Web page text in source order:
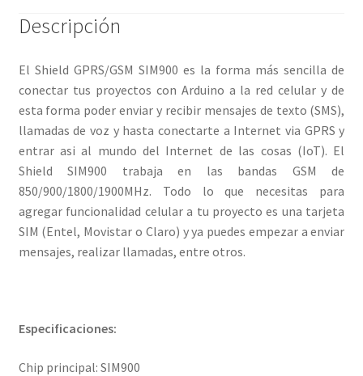
Descripción
El Shield GPRS/GSM SIM900 es la forma más sencilla de
conectar tus proyectos con Arduino a la red celular y de
esta forma poder enviar y recibir mensajes de texto (SMS),
llamadas de voz y hasta conectarte a Internet via GPRS y
entrar asi al mundo del Internet de las cosas (IoT). El
Shield SIM900 trabaja en las bandas GSM de
850/900/1800/1900MHz. Todo lo que necesitas para
agregar funcionalidad celular a tu proyecto es una tarjeta
SIM (Entel, Movistar o Claro) y ya puedes empezar a enviar
mensajes, realizar llamadas, entre otros.
Especificaciones:
Chip principal: SIM900